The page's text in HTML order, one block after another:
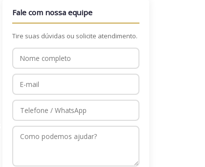
Fale com nossa equipe
Tire suas dúvidas ou solicite atendimento.